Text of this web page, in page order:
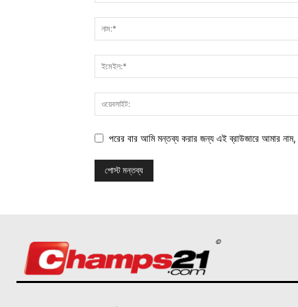
পরের বার আমি মন্তব্য করার জন্য এই ব্রাউজারে আমার
©